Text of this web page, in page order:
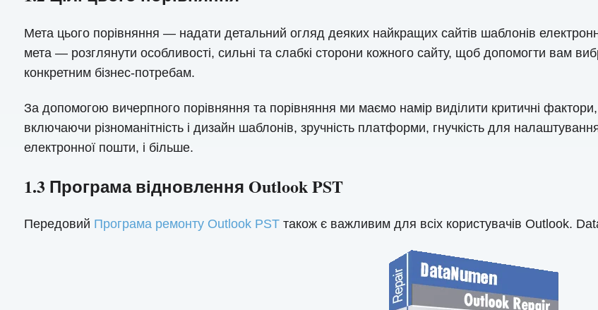
Мета цього порівняння — надати детальний огляд деяких найкращих сайтів шаблонів
мета — розглянути особливості, сильні та слабкі сторони кожного сайту, щоб допомогти вам
конкретним бізнес-потребам.
За допомогою вичерпного порівняння та порівняння ми маємо намір виділити критичні
включаючи різноманітність і дизайн шаблонів, зручність платформи, гнучкість для
електронної пошти, і більше.
1.3 Програма відновлення Outlook PST
Передовий Програма ремонту Outlook PSTтакож є важливим для всіх користувачів Outlook.